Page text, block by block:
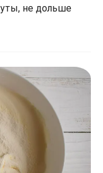
не дольше